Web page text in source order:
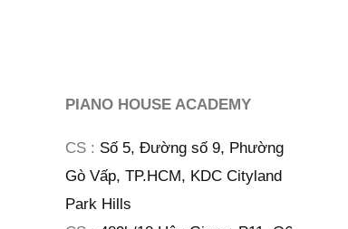
PIANO HOUSE ACADEMY
CS : Số 5, Đường số 9, Phường
Gò Vấp, TP.HCM, KDC Cityland
Park Hills